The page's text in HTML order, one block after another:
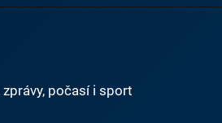
počasí i sport